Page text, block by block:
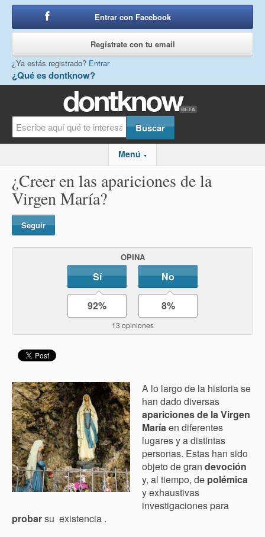
¿Qué es dontknow?
Entrar con Facebook
Regístrate con tu email
¿Ya estás registrado? Entrar
Menú ▼
¿Creer en las apariciones de la
Virgen María?
Seguir
OPINA
Sí No
92% 8%
13 opiniones
A lo largo de la historia se
han dado diversas
apariciones de la Virgen
Maríaen diferentes
lugares y a distintas
personas. Estas han sido
objeto de gran devoción
y, al tiempo, de polémica
y exhaustivas
investigaciones para
probarsu existencia .